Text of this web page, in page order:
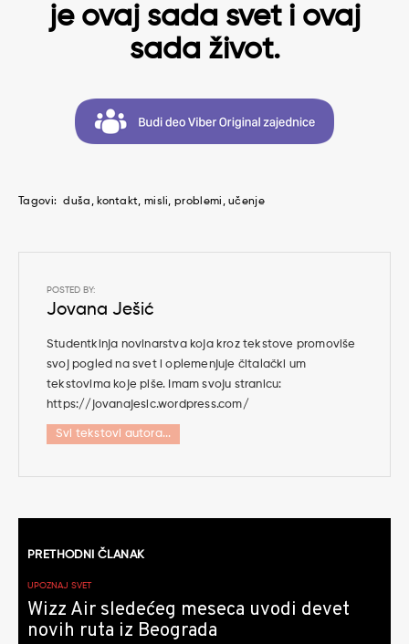
je ovaj sada svet i ovaj
sada život.
Tagovi: duša kontakt misli problemi učenje
POSTED BY:
Jovana Ješić
Studentkinja novinarstva koja kroz tekstove promoviše
svoj pogled na svet i oplemenjuje čitalački um
tekstovima koje piše. Imam svoju stranicu:
https://jovanajesic.wordpress.com/
Svi tekstovi autora...
članaka
PRETHODNI ČLANAK
UPOZNAJ SVET
Wizz Air sledećeg meseca uvodi devet
novih ruta iz Beograda